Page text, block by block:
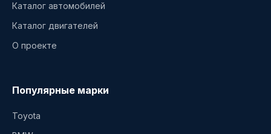
Каталог автомобилей
Каталог двигателей
О проекте
Популярные марки
Toyota